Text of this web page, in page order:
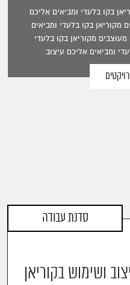
בקו בלעדי ומביאים אליכם
מקוריאן בקו בלעדי ומביאים
מקוריאן בקו בלעדי
ומביאים אליכם עיצוב
סדנת עבודה
ושימוש בקוריאן